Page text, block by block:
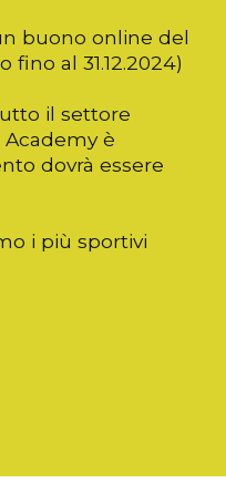
buono online del
fino al 31.12.2024)
il settore
è
dovrà essere
i più sportivi